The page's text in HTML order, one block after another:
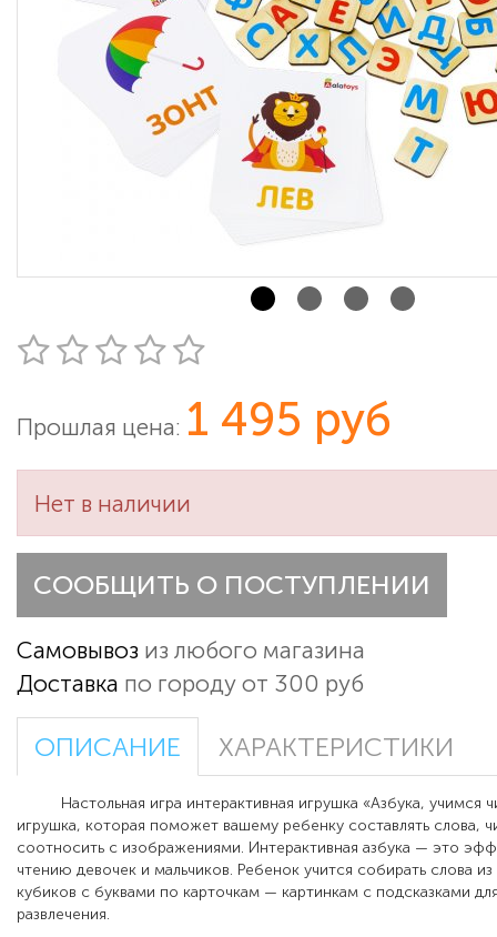
Прошлая цена: 1 495 руб
Нет в наличии
СООБЩИТЬ О ПОСТУПЛЕНИИ
Самовывоз из любого магазина
Доставка по городу от 300 руб
ОПИСАНИЕ ХАРАКТЕРИСТИКИ
Настольная игра интерактивная игрушка «Азбука, учимся
игрушка, которая поможет вашему ребенку составлять слова,
соотносить с изображениями. Интерактивная азбука — это
чтению девочек и мальчиков. Ребенок учится собирать слова
кубиков с буквами по карточкам — картинкам с подсказками
развлечения.